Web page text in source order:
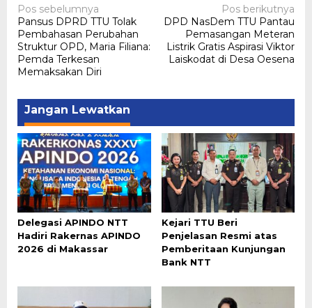
Navigasi
pos
Pos sebelumnya
Pansus DPRD TTU Tolak
Pembahasan Perubahan
Struktur OPD, Maria Filiana:
Pemda Terkesan
Memaksakan Diri
Pos berikutnya
DPD NasDem TTU Pantau
Pemasangan Meteran
Listrik Gratis Aspirasi Viktor
Laiskodat di Desa Oesena
Jangan Lewatkan
Delegasi APINDO NTT
Hadiri Rakernas APINDO
2026 di Makassar
Kejari TTU Beri
Penjelasan Resmi atas
Pemberitaan Kunjungan
Bank NTT